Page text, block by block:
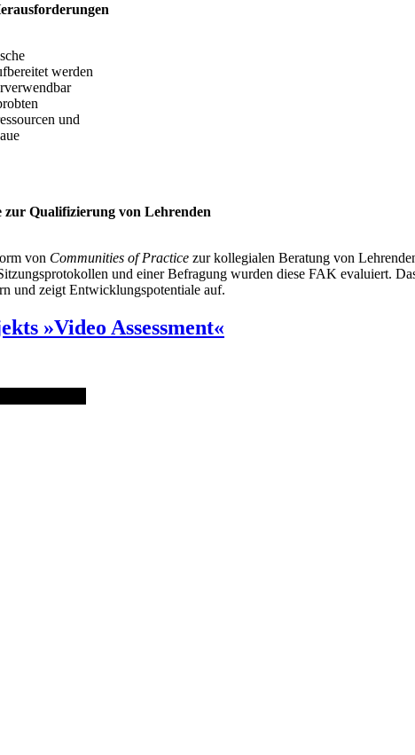
werden
und
zur Qualifizierung von Lehrenden
von Communities of Practice zur kollegialen Beratung von
und einer Befragung wurden diese FAK evaluiert.
und zeigt Entwicklungspotentiale auf.
»Video Assessment«